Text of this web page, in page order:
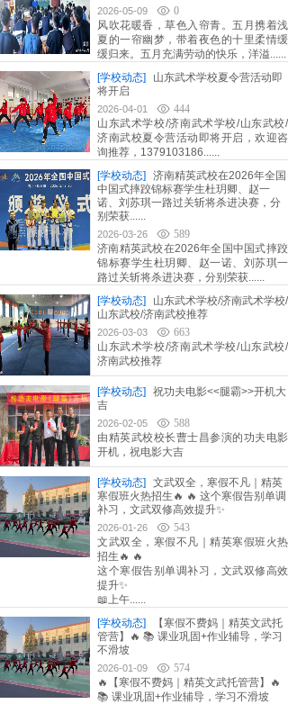
2026-05-09
0
风吹花暖香，草色入帘青。五月携着浅
夏的一帘幽梦，带着夜色的十里柔情缓
缓归来。五月充满劳动的快乐，洋溢......
[学校动态]
山东武术学校夏令营活动即
将开启
2026-04-01
444
山东武术学校/济南武术学校/山东武校/
济南武校夏令营活动即将开启，欢迎咨
询推荐，1379103186......
[学校动态]
济南精英武校在2026年全国
中国式摔跤锦标赛学生杜玥卿、赵一
诺、刘苏琪一路过关斩将杀进决赛，分
别荣获......
2026-03-26
589
济南精英武校在2026年全国中国式摔跤
锦标赛学生杜玥卿、赵一诺、刘苏琪一
路过关斩将杀进决赛，分别荣获......
[学校动态]
山东武术学校/济南武术学校/
山东武校/济南武校推荐
2026-03-03
663
山东武术学校/济南武术学校/山东武校/
济南武校推荐
[学校动态]
祝功夫电影<<腿霸>>开机大
吉
2026-02-05
588
由精英武校校长曹士昌参演的功夫电影
开机，祝电影大吉
[学校动态]
文武双全，寒假不凡｜精英
寒假班火热招生🔥 🔥 这个寒假告别单调
补习，文武双修高效提升✨
2026-01-26
543
文武双全，寒假不凡｜精英寒假班火热
招生🔥 🔥
这个寒假告别单调补习，文武双修高效
提升✨
📖上午......
[学校动态]
【寒假不费妈｜精英文武托
管营】🔥 📚 课业巩固+作业辅导，学习
不滑坡
2026-01-09
574
🔥【寒假不费妈｜精英文武托管营】🔥
📚 课业巩固+作业辅导，学习不滑坡